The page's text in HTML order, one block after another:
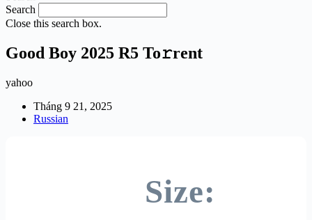
Search
Close this search box.
Good Boy 2025 R5 To𝚛rent
yahoo
Tháng 9 21, 2025
Russian
Size: